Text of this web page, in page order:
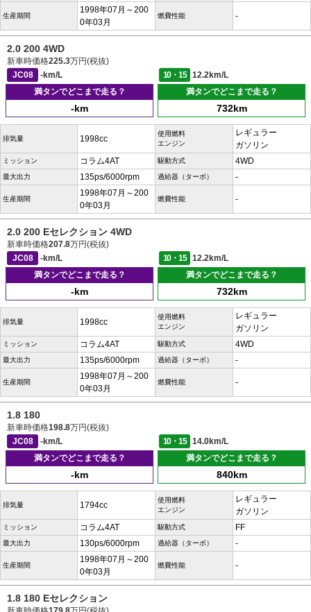
生産期間
1998年07月～200
0年03月
燃費性能 -
2.0 200 4WD
新車時価格225.3万円(税抜)
JC08
-km/L 10・15
12.2km/L
満タンでどこまで走る？
-km
満タンでどこまで走る？
732km
排気量 1998cc
使用燃料
エンジン
レギュラー
ガソリン
ミッション コラム4AT 駆動方式 4WD
最大出力 135ps/6000rpm 過給器（ターボ） -
生産期間
1998年07月～200
0年03月
燃費性能 -
2.0 200 Eセレクション 4WD
新車時価格207.8万円(税抜)
JC08
-km/L 10・15
12.2km/L
満タンでどこまで走る？
-km
満タンでどこまで走る？
732km
排気量 1998cc
使用燃料
エンジン
レギュラー
ガソリン
ミッション コラム4AT 駆動方式 4WD
最大出力 135ps/6000rpm 過給器（ターボ） -
生産期間
1998年07月～200
0年03月
燃費性能 -
1.8 180
新車時価格198.8万円(税抜)
JC08
-km/L 10・15
14.0km/L
満タンでどこまで走る？
-km
満タンでどこまで走る？
840km
排気量 1794cc
使用燃料
エンジン
レギュラー
ガソリン
ミッション コラム4AT 駆動方式 FF
最大出力 130ps/6000rpm 過給器（ターボ） -
生産期間
1998年07月～200
0年03月
燃費性能 -
1.8 180 Eセレクション